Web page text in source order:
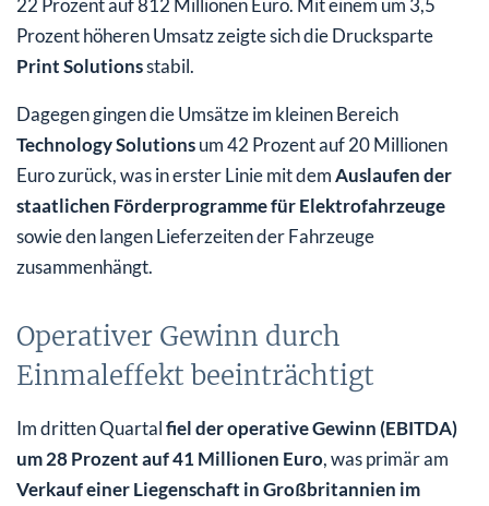
22 Prozent auf 812 Millionen Euro. Mit einem um 3,5
Prozent höheren Umsatz zeigte sich die Drucksparte
Print Solutionsstabil.
Dagegen gingen die Umsätze im kleinen Bereich
Technology Solutionsum 42 Prozent auf 20 Millionen
Euro zurück, was in erster Linie mit demAuslaufen der
staatlichen Förderprogramme für Elektrofahrzeuge
sowie den langen Lieferzeiten der Fahrzeuge
zusammenhängt.
Operativer Gewinn durch
Einmaleffekt beeinträchtigt
Im dritten Quartalfiel der operative Gewinn (EBITDA)
um 28 Prozent auf 41 Millionen Euro, was primär am
Verkauf einer Liegenschaft in Großbritannien im